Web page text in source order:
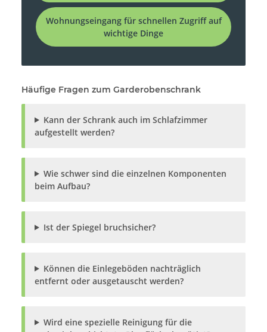
Wohnungseingang für schnellen Zugriff auf
wichtige Dinge
Häufige Fragen zum Garderobenschrank
Kann der Schrank auch im Schlafzimmer
aufgestellt werden?
Wie schwer sind die einzelnen Komponenten
beim Aufbau?
Ist der Spiegel bruchsicher?
Können die Einlegeböden nachträglich
entfernt oder ausgetauscht werden?
Wird eine spezielle Reinigung für die